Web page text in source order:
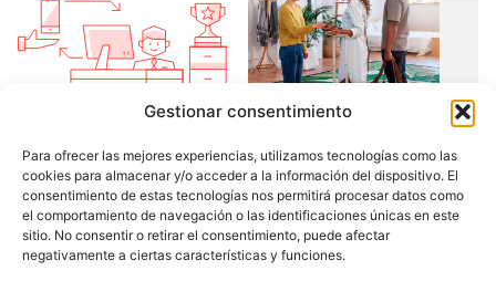
Gestionar consentimiento
Para ofrecer las mejores experiencias, utilizamos tecnologías como las
cookies para almacenar y/o acceder a la información del dispositivo. El
consentimiento de estas tecnologías nos permitirá procesar datos como
el comportamiento de navegación o las identificaciones únicas en este
sitio. No consentir o retirar el consentimiento, puede afectar
negativamente a ciertas características y funciones.
red de alianzasy
contactos para superar los
problemas que surgen en
el camino y también para
ofrecer a nuestros